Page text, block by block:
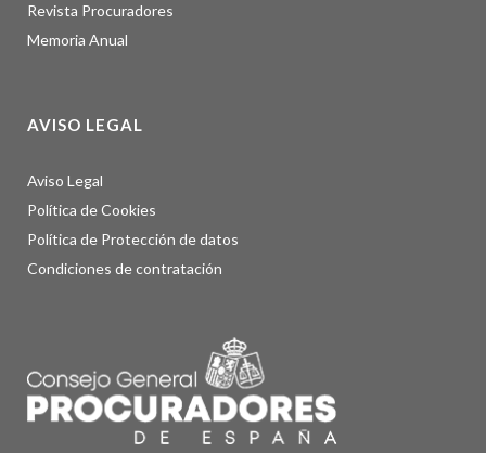
Revista Procuradores
Memoria Anual
AVISO LEGAL
Aviso Legal
Política de Cookies
Política de Protección de datos
Condiciones de contratación